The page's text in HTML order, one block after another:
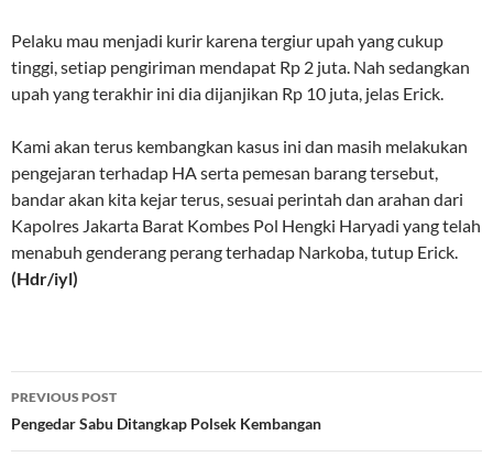
Pelaku mau menjadi kurir karena tergiur upah yang cukup
tinggi, setiap pengiriman mendapat Rp 2 juta. Nah sedangkan
upah yang terakhir ini dia dijanjikan Rp 10 juta, jelas Erick.
Kami akan terus kembangkan kasus ini dan masih melakukan
pengejaran terhadap HA serta pemesan barang tersebut,
bandar akan kita kejar terus, sesuai perintah dan arahan dari
Kapolres Jakarta Barat Kombes Pol Hengki Haryadi yang telah
menabuh genderang perang terhadap Narkoba, tutup Erick.
(Hdr/iyl)
Post
navigation
PREVIOUS POST
Pengedar Sabu Ditangkap Polsek Kembangan